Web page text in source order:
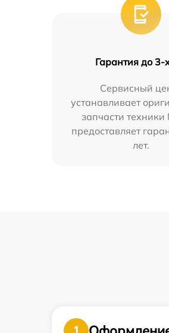
Гарантия до 3-
Сервисный
устанавливает
запчасти техники
предоставляет
лет.